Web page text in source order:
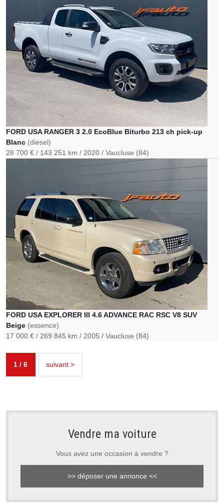
FORD USA RANGER 3 2.0 EcoBlue Biturbo 213 ch pick-up
Blanc (diesel)
28 700 €
143 251 km 2020 Vaucluse (84)
FORD USA EXPLORER III 4.6 ADVANCE RAC RSC V8 SUV
Beige (essence)
17 000 €
269 845 km 2005 Vaucluse (84)
1 / 6 suivant >
Vendre ma voiture
Vous avez une occasion à vendre ?
>> déposer une annonce <<